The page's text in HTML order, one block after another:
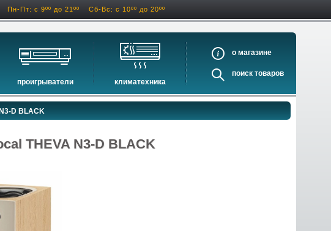
Пн-Пт: с 9ºº до 21ºº Сб-Вс: с 10ºº до 20ºº
др.
проигрыватели
сетевые проигрыватели
проигрыватели виниловых дисков
blu-ray проигрыватели
климатехника
кондиционеры
очистители и увлажнители воздуха
о
поиск
D BLACK
THEVA N3-D BLACK